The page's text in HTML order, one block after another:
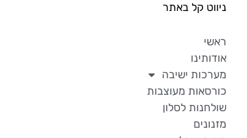
ניווט קל באתר
ראשי
אודותינו
מערכות ישיבה
כורסאות מעוצבות
שולחנות לסלון
מזנונים